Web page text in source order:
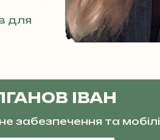
для
ІВАН
забезпечення та